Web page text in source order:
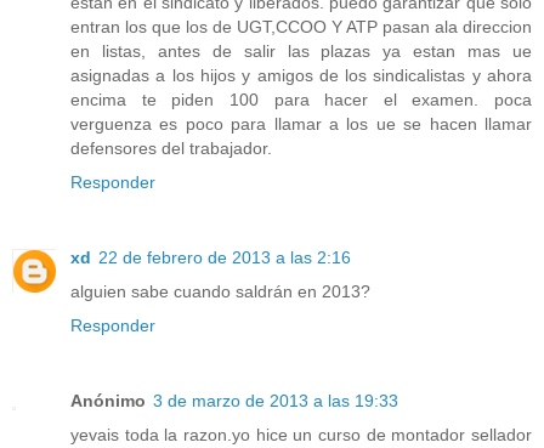
entran los que los de UGT,CCOO Y ATP pasan ala direccion
en listas, antes de salir las plazas ya estan mas ue
asignadas a los hijos y amigos de los sindicalistas y ahora
encima te piden 100 para hacer el examen. poca
verguenza es poco para llamar a los ue se hacen llamar
defensores del trabajador.
Responder
xd 22 de febrero de 2013 a las 2:16
alguien sabe cuando saldrán en 2013?
Responder
Anónimo 3 de marzo de 2013 a las 19:33
yevais toda la razon.yo hice un curso de montador sellador